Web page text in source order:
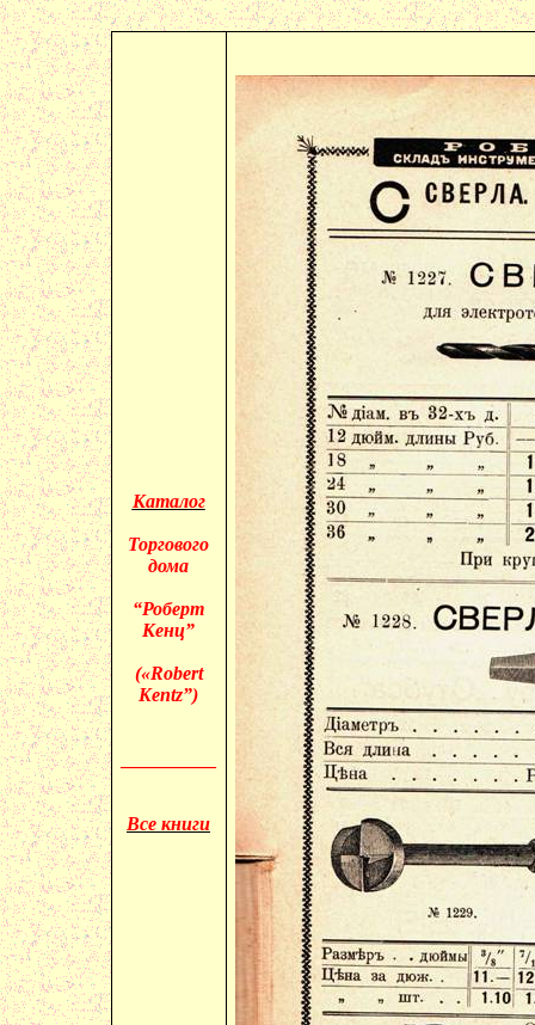
Каталог
Торгового
дома
“Роберт
Кенц”
(«Robert
Kentz”)
Все книги